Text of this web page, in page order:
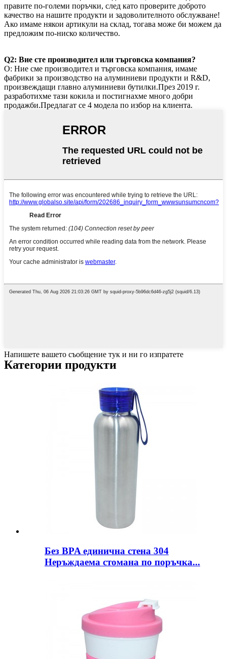
правите по-големи поръчки, след като проверите доброто
качество на нашите продукти и задоволителното обслужване!
Ако имаме някои артикули на склад, тогава може би можем да
предложим по-ниско количество.
Q2: Вие сте производител или търговска компания?
О: Ние сме производител и търговска компания, имаме
фабрики за производство на алуминиеви продукти и R&D,
произвеждащи главно алуминиеви бутилки.През 2019 г.
разработихме тази кокила и постигнахме много добри
продажби.Предлагат се 4 модела по избор на клиента.
Напишете вашето съобщение тук и ни го изпратете
Категории продукти
Без BPA единична стена 304
Неръждаема стомана по поръчка...